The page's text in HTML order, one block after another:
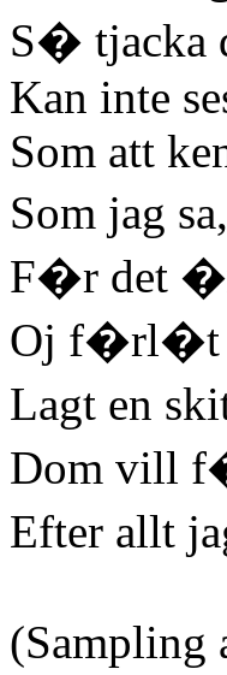
S� tjacka
Kan inte
Som att
Som jag
F�r det
Oj f�rl�t
Lagt en
Dom vill
Efter allt
(Sampling